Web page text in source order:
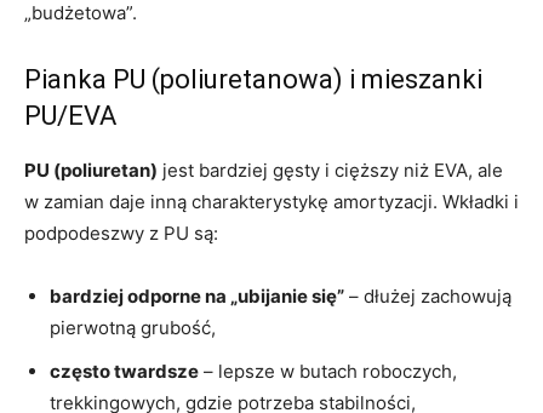
„budżetowa”.
Pianka PU (poliuretanowa) i mieszanki
PU/EVA
PU (poliuretan) jest bardziej gęsty i cięższy niż EVA, ale
w zamian daje inną charakterystykę amortyzacji. Wkładki i
podpodeszwy z PU są:
bardziej odporne na „ubijanie się” – dłużej zachowują
pierwotną grubość,
często twardsze – lepsze w butach roboczych,
trekkingowych, gdzie potrzeba stabilności,